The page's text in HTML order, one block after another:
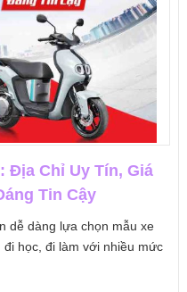
Địa Chỉ Uy Tín, Giá
Tin Cậy
dễ dàng lựa chọn mẫu xe
học, đi làm với nhiều mức